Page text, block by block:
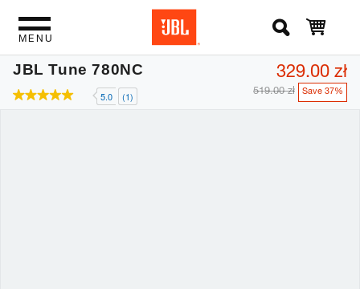
MENU
JBL Tune 780NC
5.0 (1)
329.00 zł
519.00 zł Save 37%